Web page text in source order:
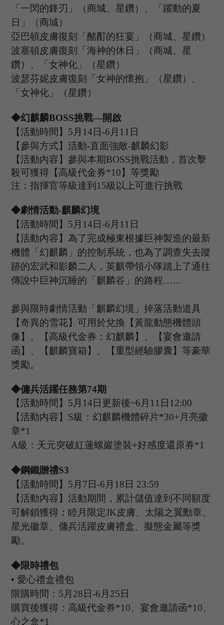
「一閃的鋒刃」（商城、星鑽）、「躍動的夏
日」（商城）
亞巴頓皮膚復刻「酩酊的狂宴」（商城、星鑽）
波塞頓皮膚復刻「海神的休日」（商城、星
鑽）、「女神化」（星鑽）
波瑟芬妮皮膚復刻「女神的懷抱」（星鑽）、
「女神化」（星鑽）
◆幻麒麟BOSS挑戰—開啟
【活動時間】 5 月 14 日-6 月 11 日
【參與方式】 活動-直面強敵-麒麟幻影
【活動內容】參與本期BOSS挑戰活動，首次擊
殺可獲得【高級代金券*10】等獎勵
注：指揮官等級達到 15級以上可進行挑戰
◆劇情活動-麒麟幻境
【活動時間】 5 月 14 日-6 月 11 日
【活動內容】為了完成極東根據巨神製造的最新
機體「幻麒麟」的控制系統，也為了調查失去蹤
跡的宏武和影麟二人，英麒帶領小隊踏上了通往
傳說中巨神沉睡的「麒麟谷」的路程……
參與限時劇情活動「麒麟幻境」掉落活動道具
【奇異的雪花】可用於兌換【黃龍動態機體頭
像】、【高級代金券：幻麒麟】、【宴會邀請
函】、【麒麟寶箱】、【重型經驗膠囊】等豪華
獎勵。
◆傭兵活躍任務第74期
【活動時間】 5 月 14 日更新後~6 月 11 日 12:00
【活動內容】 S級：幻麒麟機體碎片*30+月亮徽
章*1
A級： 天元突破紅蓮螺巖塗裝+好感度還原券*1
◆鋼鐵贈禮S3
【活動時間】 5月 7 日-6 月 18 日 23:59
【活動內容】活動期間，累計儲值達到不同額度
可解鎖獲得：睦月限定JK皮膚、太陽之翼勳章、
星光徽章、傭兵活躍皮膚禮盒、擬態金屬等獎
勵。
◆限時禮包
• 愛心禮盒禮包
限購時間： 5 月 28 日-6 月 25 日
購買後獲得： 高級代金券*10、宴會邀請函*10、
心之盒*1